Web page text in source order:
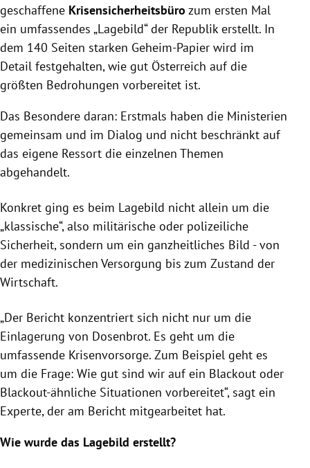
geschaffene Krisensicherheitsbüro zum ersten Mal
ein umfassendes „Lagebild“ der Republik erstellt. In
dem 140 Seiten starken Geheim-Papier wird im
Detail festgehalten, wie gut Österreich auf die
größten Bedrohungen vorbereitet ist.
Das Besondere daran: Erstmals haben die Ministerien
gemeinsam und im Dialog und nicht beschränkt auf
das eigene Ressort die einzelnen Themen
abgehandelt.
Konkret ging es beim Lagebild nicht allein um die
„klassische“, also militärische oder polizeiliche
Sicherheit, sondern um ein ganzheitliches Bild - von
der medizinischen Versorgung bis zum Zustand der
Wirtschaft.
„Der Bericht konzentriert sich nicht nur um die
Einlagerung von Dosenbrot. Es geht um die
umfassende Krisenvorsorge. Zum Beispiel geht es
um die Frage: Wie gut sind wir auf ein Blackout oder
Blackout-ähnliche Situationen vorbereitet“, sagt ein
Experte, der am Bericht mitgearbeitet hat.
Wie wurde das Lagebild erstellt?